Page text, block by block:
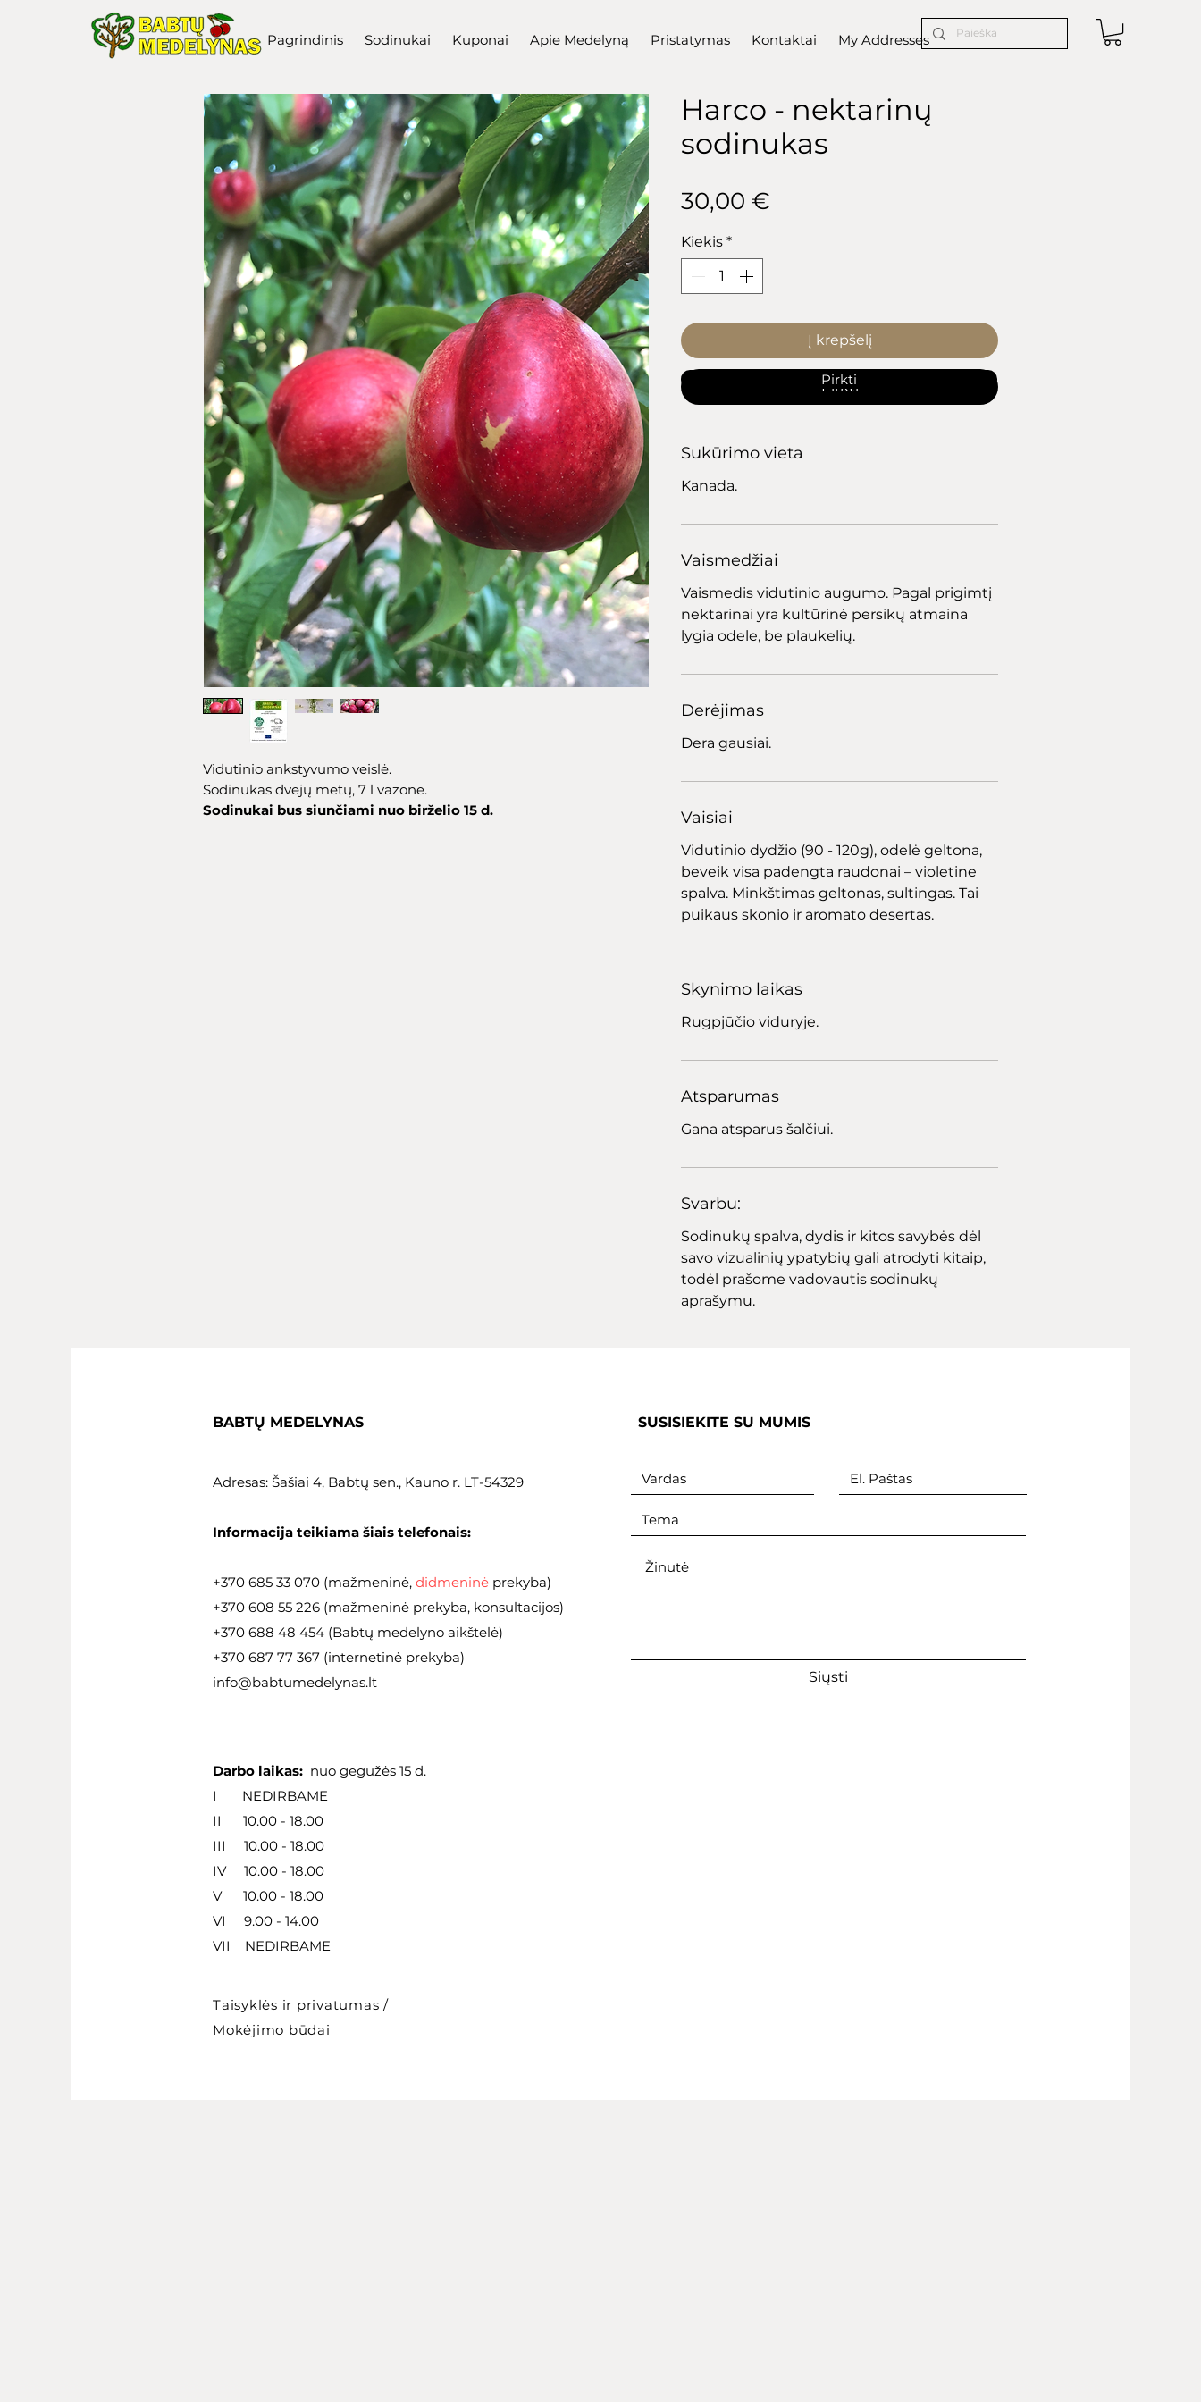
Pagrindinis Sodinukai Kuponai Apie Medelyną Pristatymas Kontaktai My Addresses
Vidutinio ankstyvumo veislė.
Sodinukas dvejų metų, 7 l vazone.
Sodinukai bus siunčiami nuo birželio 15 d.
Harco - nektarinų
sodinukas
30,00 €
Kiekis *
Į krepšelį
Pirkti
Sukūrimo vieta
Kanada.
Vaismedžiai
Vaismedis vidutinio augumo. Pagal prigimtį
nektarinai yra kultūrinė persikų atmaina
lygia odele, be plaukelių.
Derėjimas
Dera gausiai.
Vaisiai
Vidutinio dydžio (90 - 120g), odelė geltona,
beveik visa padengta raudonai – violetine
spalva. Minkštimas geltonas, sultingas. Tai
puikaus skonio ir aromato desertas.
Skynimo laikas
Rugpjūčio viduryje.
Atsparumas
Gana atsparus šalčiui.
Svarbu:
Sodinukų spalva, dydis ir kitos savybės dėl
savo vizualinių ypatybių gali atrodyti kitaip,
todėl prašome vadovautis sodinukų
aprašymu.
Pirkti
BABTŲ MEDELYNAS SUSISIEKITE SU MUMIS
Adresas: Šašiai 4, Babtų sen., Kauno r. LT-54329
Informacija teikiama šiais telefonais:
+370 685 33 070 (mažmeninė, didmeninė prekyba)
+370 608 55 226 (mažmeninė prekyba, konsultacijos)
+370 688 48 454 (Babtų medelyno aikštelė)
+370 687 77 367 (internetinė prekyba)
info@babtumedelynas.lt
Siųsti
Darbo laikas: nuo gegužės 15 d.
I NEDIRBAME
II 10.00 - 18.00
III 10.00 - 18.00
IV 10.00 - 18.00
V 10.00 - 18.00
VI 9.00 - 14.00
VII NEDIRBAME
Taisyklės ir privatumas /
Mokėjimo būdai